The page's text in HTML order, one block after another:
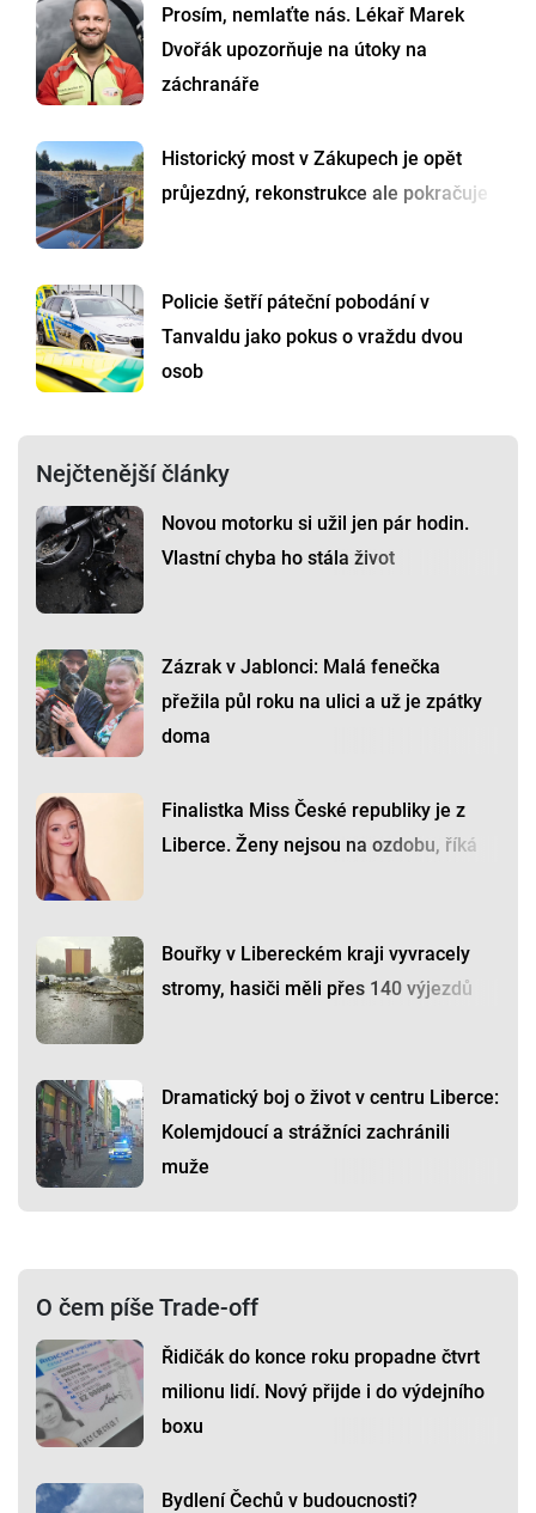
Prosím, nemlaťte nás. Lékař Marek
Dvořák upozorňuje na útoky na
záchranáře
Historický most v Zákupech je opět
průjezdný, rekonstrukce ale pokračuje
Policie šetří páteční pobodání v
Tanvaldu jako pokus o vraždu dvou
osob
Nejčtenější články
Novou motorku si užil jen pár hodin.
Vlastní chyba ho stála život
Zázrak v Jablonci: Malá fenečka
přežila půl roku na ulici a už je zpátky
doma
Finalistka Miss České republiky je z
Liberce. Ženy nejsou na ozdobu, říká
Bouřky v Libereckém kraji vyvracely
stromy, hasiči měli přes 140 výjezdů
Dramatický boj o život v centru Liberce:
Kolemjdoucí a strážníci zachránili
muže
O čem píše Trade-off
Řidičák do konce roku propadne čtvrt
milionu lidí. Nový přijde i do výdejního
boxu
Bydlení Čechů v budoucnosti?